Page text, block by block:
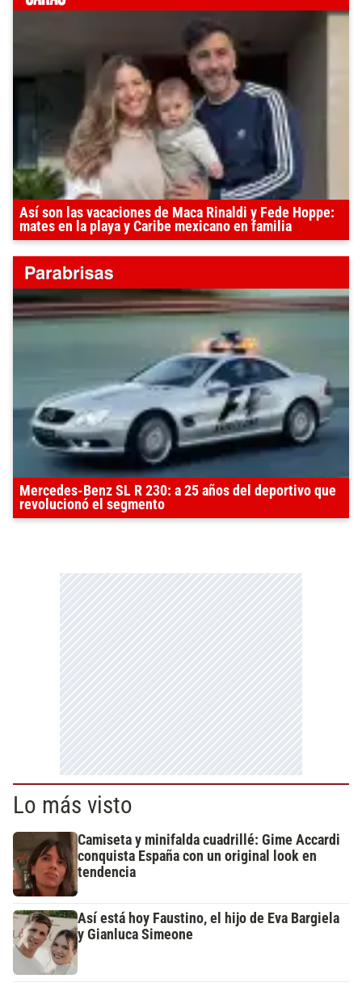
Así son las vacaciones de Maca Rinaldi y Fede Hoppe:
mates en la playa y Caribe mexicano en familia
Mercedes-Benz SL R 230: a 25 años del deportivo que
revolucionó el segmento
Lo más visto
Camiseta y minifalda cuadrillé: Gime Accardi
conquista España con un original look en
tendencia
Así está hoy Faustino, el hijo de Eva Bargiela
y Gianluca Simeone